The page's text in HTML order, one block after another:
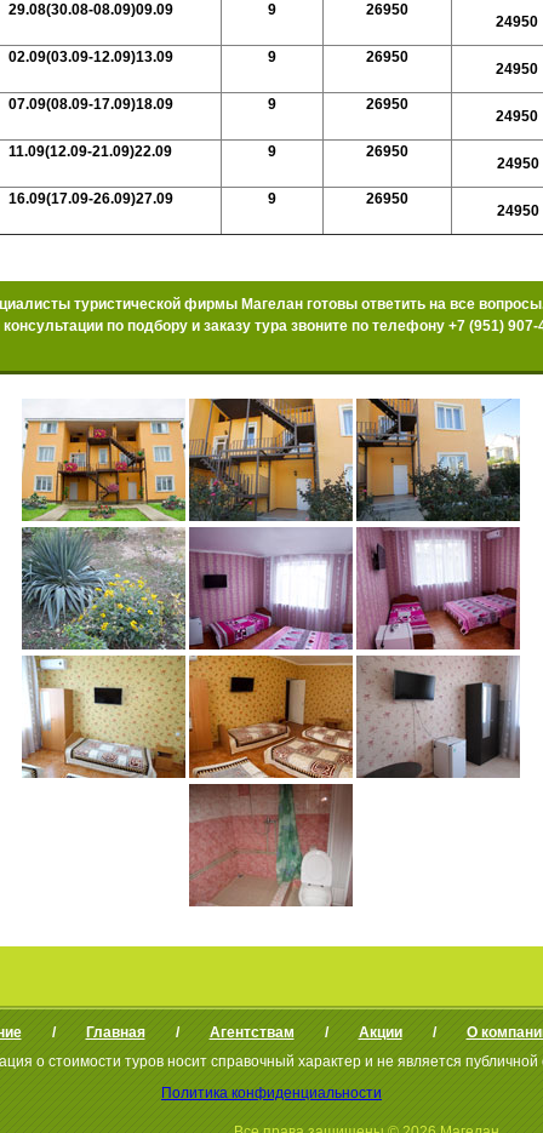
29.08(30.08-08.09)09.09 9 26950
24950
02.09(03.09-12.09)13.09 9 26950
24950
07.09(08.09-17.09)18.09 9 26950
24950
11.09(12.09-21.09)22.09 9 26950
24950
16.09(17.09-26.09)27.09 9 26950
24950
туристической фирмы Магелан готовы ответить на все
по подбору и заказу тура звоните по телефону +7 (951) 907-
Главная Агентствам Акции О
о стоимости туров носит справочный характер и не является
Политика конфиденциальности